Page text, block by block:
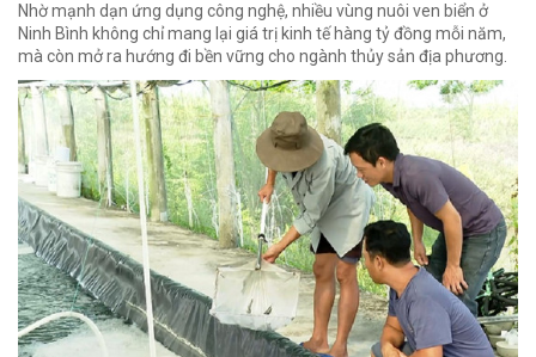
Nhờ mạnh dạn ứng dụng công nghệ, nhiều vùng nuôi ven biển ở
Ninh Bình không chỉ mang lại giá trị kinh tế hàng tỷ đồng mỗi năm,
mà còn mở ra hướng đi bền vững cho ngành thủy sản địa phương.